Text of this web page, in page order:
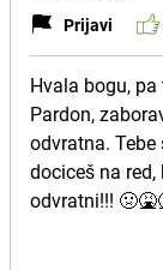
Prijavi
Hvala bogu,
Pardon,
odvratna.
dociceš na
odvratni!!!